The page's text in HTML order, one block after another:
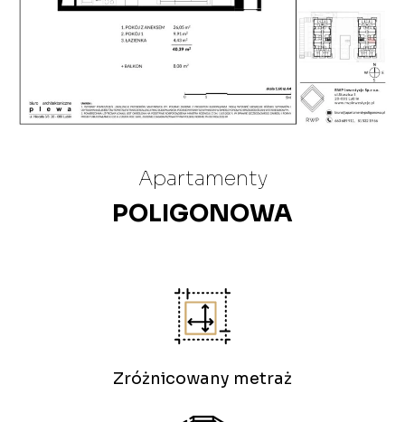
Apartamenty
POLIGONOWA
Zróżnicowany metraż